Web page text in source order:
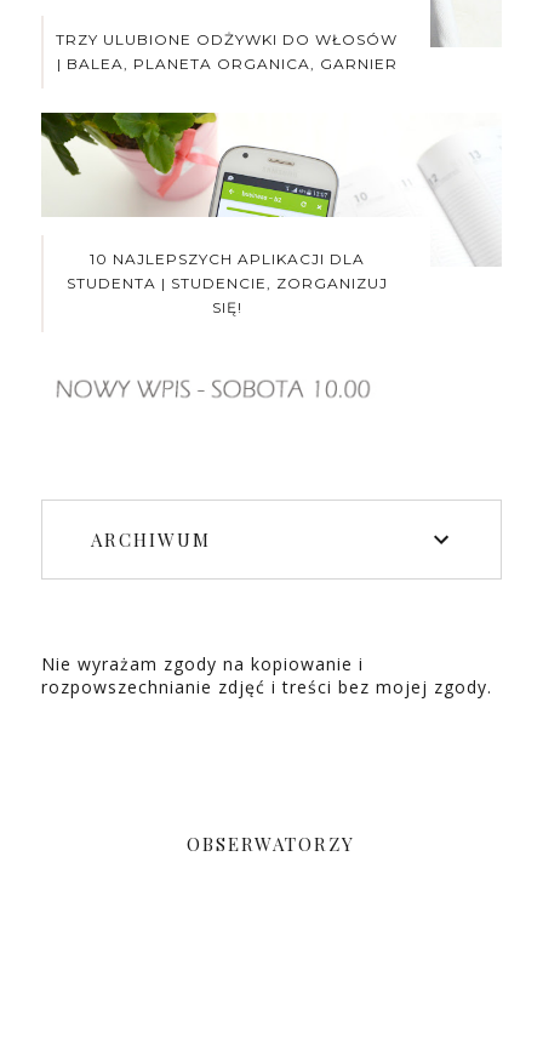
TRZY ULUBIONE ODŻYWKI DO WŁOSÓW
| BALEA, PLANETA ORGANICA, GARNIER
10 NAJLEPSZYCH APLIKACJI DLA
STUDENTA | STUDENCIE, ZORGANIZUJ
SIĘ!
ARCHIWUM
Nie wyrażam zgody na kopiowanie i
rozpowszechnianie zdjęć i treści bez mojej zgody.
OBSERWATORZY